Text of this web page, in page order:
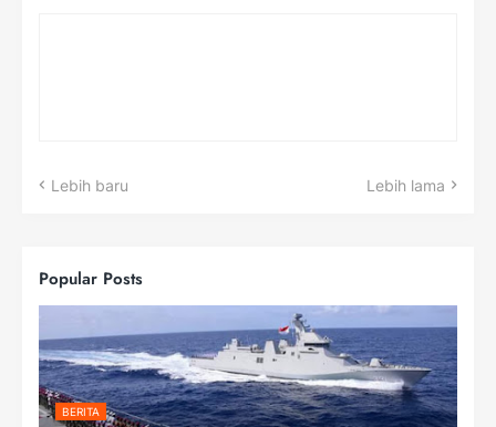
Lebih baru Lebih lama
Popular Posts
BERITA